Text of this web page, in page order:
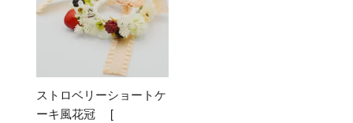
ストロベリーショートケ
ーキ風花冠 [